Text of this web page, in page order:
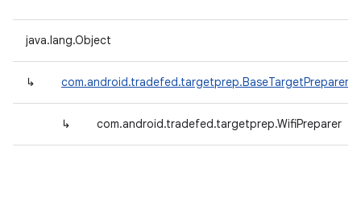
java.lang.Object
↳ com.android.tradefed.targetprep.BaseTargetPreparer
↳ com.android.tradefed.targetprep.WifiPreparer